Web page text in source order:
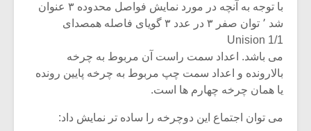
با توجه به آنچه در مورد نمایش فواصل محدوده ۳ عنوان
شد ٬ توان صفر ۳ در عدد ۳ گویای فاصله همصدای
Unision 1/1
می باشد. اعداد سمت راست آن مربوط به چرخه
بالارونده و اعداد سمت چپ مربوط به چرخه پایین رونده
یا همان چرخه چهارم ها است.
می توان اجتماع این دوچرخه را ساده تر نمایش داد: